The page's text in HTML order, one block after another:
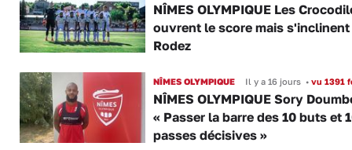
NÎMES OLYMPIQUE Les
ouvrent le score mais s'inclinent
Rodez
NÎMES OLYMPIQUE Il y a 16 jours •vu 1391
NÎMES OLYMPIQUE Sory
« Passer la barre des 10 buts et
passes décisives »